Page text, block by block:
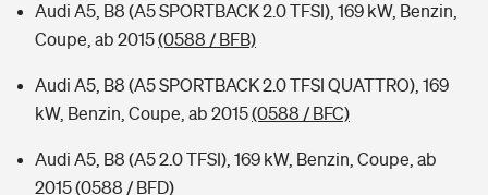
Audi A5, B8 (A5 SPORTBACK 2.0 TFSI), 169 kW, Benzin,
Coupe, ab 2015(0588 / BFB)
Audi A5, B8 (A5 SPORTBACK 2.0 TFSI QUATTRO), 169
kW, Benzin, Coupe, ab 2015(0588 / BFC)
Audi A5, B8 (A5 2.0 TFSI), 169 kW, Benzin, Coupe, ab
2015(0588 / BFD)